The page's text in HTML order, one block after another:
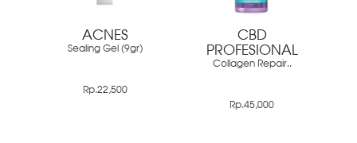
ACNES
Sealing Gel (9gr)
Rp.22,500
CBD
PROFESIONAL
Collagen Repair..
Rp.45,000